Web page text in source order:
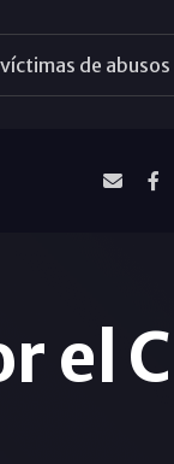
de abusos
el